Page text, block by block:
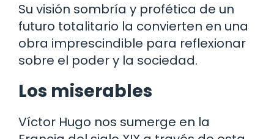
Su visión sombría y profética de un
futuro totalitario la convierten en una
obra imprescindible para reflexionar
sobre el poder y la sociedad.
Los miserables
Víctor Hugo nos sumerge en la